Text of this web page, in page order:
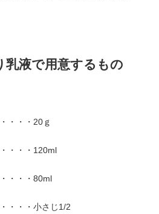
乳液で用意するもの
・・・20ｇ
・・・120ml
・・・80ml
・・・小さじ1/2